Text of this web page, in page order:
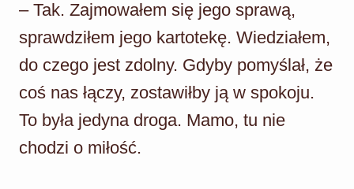
– Tak. Zajmowałem się jego sprawą,
sprawdziłem jego kartotekę. Wiedziałem,
do czego jest zdolny. Gdyby pomyślał, że
coś nas łączy, zostawiłby ją w spokoju.
To była jedyna droga. Mamo, tu nie
chodzi o miłość.